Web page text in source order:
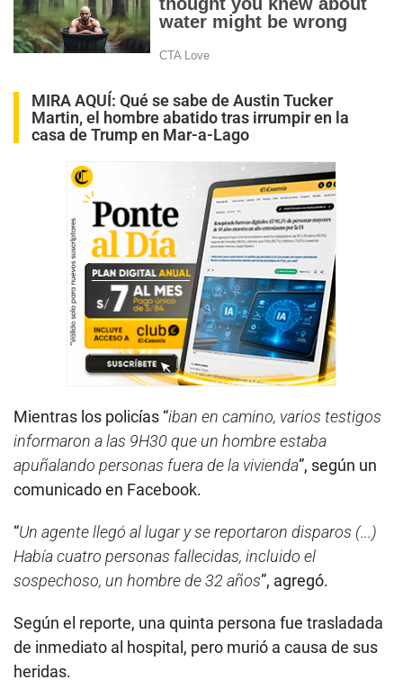
MIRA AQUÍ: Qué se sabe de Austin Tucker
Martin, el hombre abatido tras irrumpir en la
casa de Trump en Mar-a-Lago
Mientras los policías “iban en camino, varios testigos
informaron a las 9H30 que un hombre estaba
apuñalando personas fuera de la vivienda”, según un
comunicado en Facebook.
“Un agente llegó al lugar y se reportaron disparos (...)
Había cuatro personas fallecidas, incluido el
sospechoso, un hombre de 32 años”, agregó.
Según el reporte, una quinta persona fue trasladada
de inmediato al hospital, pero murió a causa de sus
heridas.